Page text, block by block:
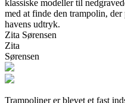
klassiske modeller til
med at finde den trampolin,
havens udtryk.
Zita Sørensen
Zita
Sørensen
Trampoliner er blevet et fast